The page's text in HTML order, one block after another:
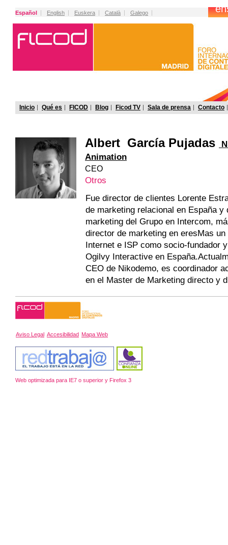
Español English Euskera Català Galego
Albert García Pujadas
Animation
CEO
Otros
Fue director de clientes Lorente
de marketing relacional en España y
marketing del Grupo en Intercom,
director de marketing en eresMas
Internet e ISP como socio-fundador
Ogilvy Interactive en
CEO de Nikodemo, es coordinador
en el Master de Marketing directo y
Inicio Qué es FICOD Blog Ficod TV Sala de prensa Contacto
Aviso Legal Accesibilidad Mapa Web
Web optimizada para IE7 o superior y Firefox 3